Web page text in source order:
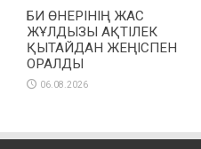
БИ ӨНЕРІНІҢ ЖАС
ЖҰЛДЫЗЫ АҚТІЛЕК
ҚЫТАЙДАН ЖЕҢІСПЕН
ОРАЛДЫ
06.08.2026